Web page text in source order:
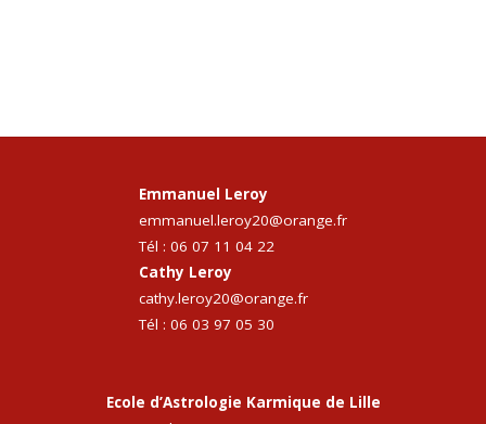
Emmanuel Leroy
emmanuel.leroy20@orange.fr
Tél : 06 07 11 04 22
Cathy Leroy
cathy.leroy20@orange.fr
Tél : 06 03 97 05 30
Ecole d’Astrologie Karmique de Lille